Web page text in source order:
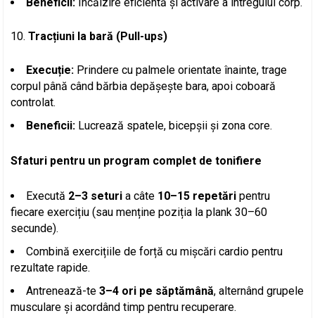
Tracțiuni la bară (Pull-ups)
Execuție: Prindere cu palmele orientate înainte, trage
corpul până când bărbia depășește bara, apoi coboară
controlat.
Beneficii: Lucrează spatele, bicepșii și zona core.
Sfaturi pentru un program complet de tonifiere
Execută 2–3 seturi a câte 10–15 repetări pentru
fiecare exercițiu (sau menține poziția la plank 30–60
secunde).
Combină exercițiile de forță cu mișcări cardio pentru
rezultate rapide.
Antrenează-te3–4 ori pe săptămână, alternând grupele
musculare și acordând timp pentru recuperare.